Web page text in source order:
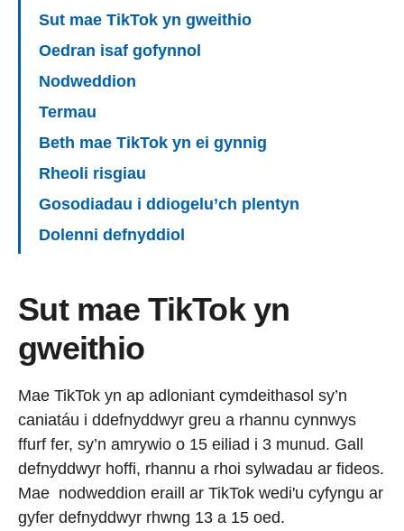
Sut mae TikTok yn gweithio
Oedran isaf gofynnol
Nodweddion
Termau
Beth mae TikTok yn ei gynnig
Rheoli risgiau
Gosodiadau i ddiogelu’ch plentyn
Dolenni defnyddiol
Sut mae TikTok yn
gweithio
Mae TikTok yn ap adloniant cymdeithasol sy’n
caniatáu i ddefnyddwyr greu a rhannu cynnwys
ffurf fer, sy’n amrywio o 15 eiliad i 3 munud. Gall
defnyddwyr hoffi, rhannu a rhoi sylwadau ar fideos.
Mae nodweddion eraill ar TikTok wedi'u cyfyngu ar
gyfer defnyddwyr rhwng 13 a 15 oed.